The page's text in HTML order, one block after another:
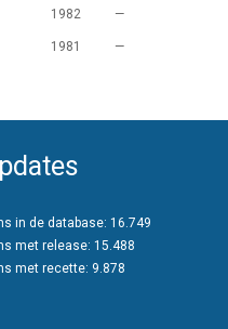
1982 —
1981 —
in de database: 16.749
met release: 15.488
met recette: 9.878